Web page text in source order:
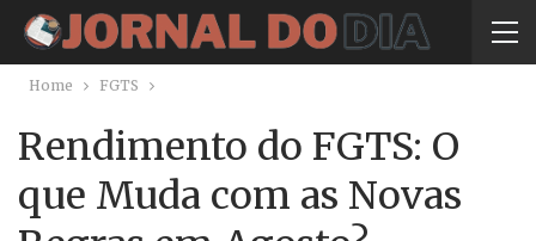
Home FGTS
Rendimento do FGTS: O
que Muda com as Novas